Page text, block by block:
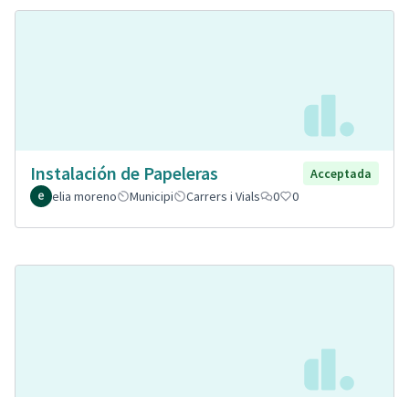
Instalación de Papeleras
Acceptada
elia moreno
Municipi Carrers i Vials 0 0